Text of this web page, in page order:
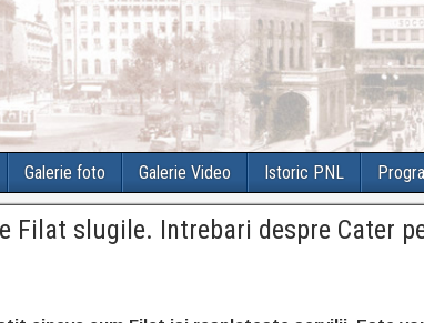
Galerie foto Galerie Video Istoric PNL
Filat slugile. Intrebari despre Cater